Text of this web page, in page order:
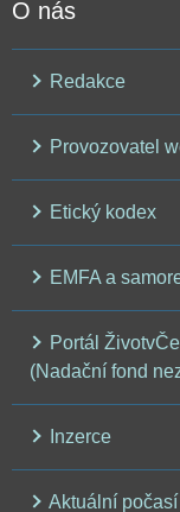
O nás
Redakce
Provozovatel
Etický kodex
EMFA a
Portál
(Nadační fond
Inzerce
Aktuální počasí